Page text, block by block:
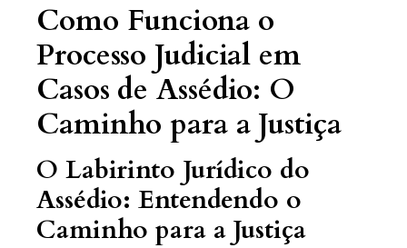
Como Funciona o
Processo Judicial em
Casos de Assédio: O
Caminho para a Justiça
O Labirinto Jurídico do
Assédio: Entendendo o
Caminho para a Justiça